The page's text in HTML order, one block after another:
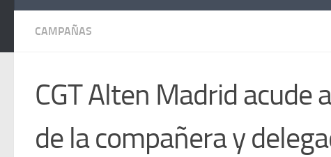
CAMPAÑAS
CGT Alten Madrid acude
de la compañera y